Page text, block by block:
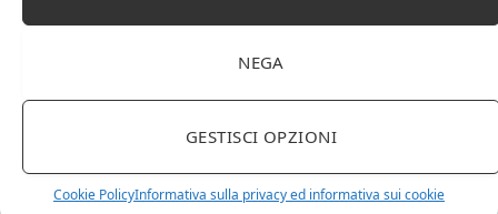
NEGA
GESTISCI OPZIONI
Cookie PolicyInformativa sulla privacy ed informativa sui cookie